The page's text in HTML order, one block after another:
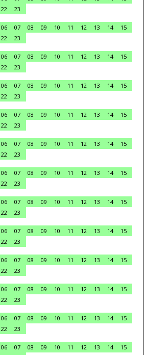
22
23
06 07 08 09 10 11 12 13 14
15
22
23
06 07 08 09 10 11 12 13 14
15
22
23
06 07 08 09 10 11 12 13 14
15
22
23
06 07 08 09 10 11 12 13 14
15
22
23
06 07 08 09 10 11 12 13 14
15
22
23
06 07 08 09 10 11 12 13 14
15
22
23
06 07 08 09 10 11 12 13 14
15
22
23
06 07 08 09 10 11 12 13 14
15
22
23
06 07 08 09 10 11 12 13 14
15
22
23
06 07 08 09 10 11 12 13 14
15
22
23
06 07 08 09 10 11 12 13 14
15
22
23
06 07 08 09 10 11 12 13 14
15